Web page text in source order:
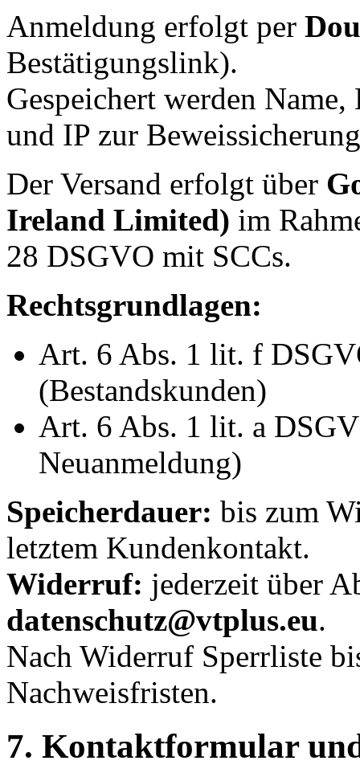
Anmeldung erfolgt per
Bestätigungslink).
Gespeichert werden
und IP zur
Der Versand erfolgt über
Ireland Limited) im
28 DSGVO mit SCCs.
Rechtsgrundlagen:
Art. 6 Abs. 1 lit. f
(Bestandskunden)
Art. 6 Abs. 1 lit. a
Neuanmeldung)
Speicherdauer: bis zum
letztem Kundenkontakt.
Widerruf: jederzeit über
datenschutz@vtplus.eu.
Nach Widerruf Sperrliste
Nachweisfristen.
7. Kontaktformular